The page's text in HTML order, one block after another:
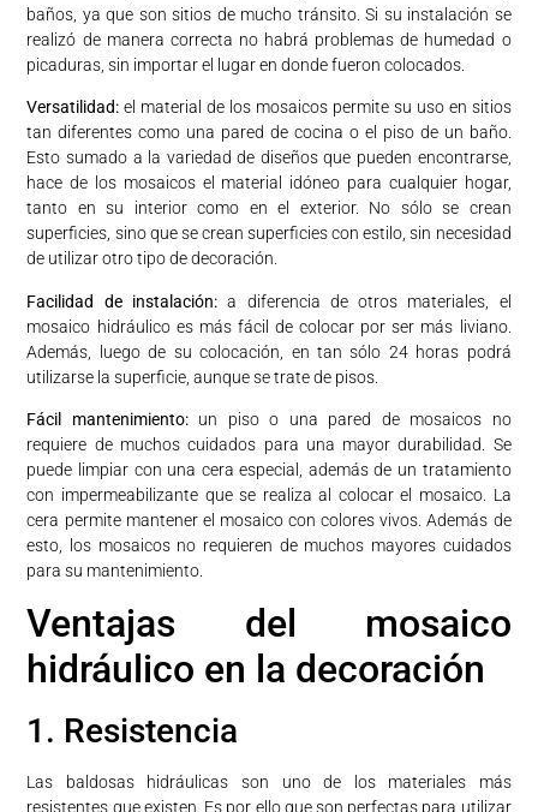
baños, ya que son sitios de mucho tránsito. Si su instalación se
realizó de manera correcta no habrá problemas de humedad o
picaduras, sin importar el lugar en donde fueron colocados.
Versatilidad: el material de los mosaicos permite su uso en sitios
tan diferentes como una pared de cocina o el piso de un baño.
Esto sumado a la variedad de diseños que pueden encontrarse,
hace de los mosaicos el material idóneo para cualquier hogar,
tanto en su interior como en el exterior. No sólo se crean
superficies, sino que se crean superficies con estilo, sin necesidad
de utilizar otro tipo de decoración.
Facilidad de instalación:a diferencia de otros materiales, el
mosaico hidráulico es más fácil de colocar por ser más liviano.
Además, luego de su colocación, en tan sólo 24 horas podrá
utilizarse la superficie, aunque se trate de pisos.
Fácil mantenimiento: un piso o una pared de mosaicos no
requiere de muchos cuidados para una mayor durabilidad. Se
puede limpiar con una cera especial, además de un tratamiento
con impermeabilizante que se realiza al colocar el mosaico. La
cera permite mantener el mosaico con colores vivos. Además de
esto, los mosaicos no requieren de muchos mayores cuidados
para su mantenimiento.
Ventajas del mosaico
hidráulico en la decoración
1. Resistencia
Las baldosas hidráulicas son uno de los materiales más
resistentes que existen. Es por ello que son perfectas para utilizar